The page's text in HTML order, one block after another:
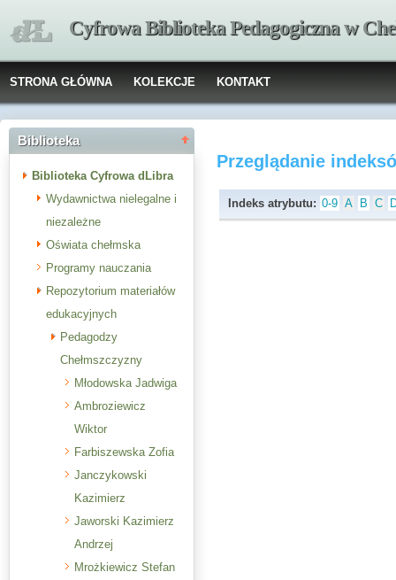
Cyfrowa Biblioteka Pedagogiczna w
STRONA GŁÓWNA KOLEKCJE KONTAKT
Biblioteka
Biblioteka Cyfrowa dLibra
Wydawnictwa nielegalne i
niezależne
Oświata chełmska
Programy nauczania
Repozytorium materiałów
edukacyjnych
Pedagodzy
Chełmszczyzny
Młodowska Jadwiga
Ambroziewicz
Wiktor
Farbiszewska Zofia
Janczykowski
Kazimierz
Jaworski Kazimierz
Andrzej
Mrożkiewicz Stefan
Przeglądanie
Indeks atrybutu: 0-9 A B C